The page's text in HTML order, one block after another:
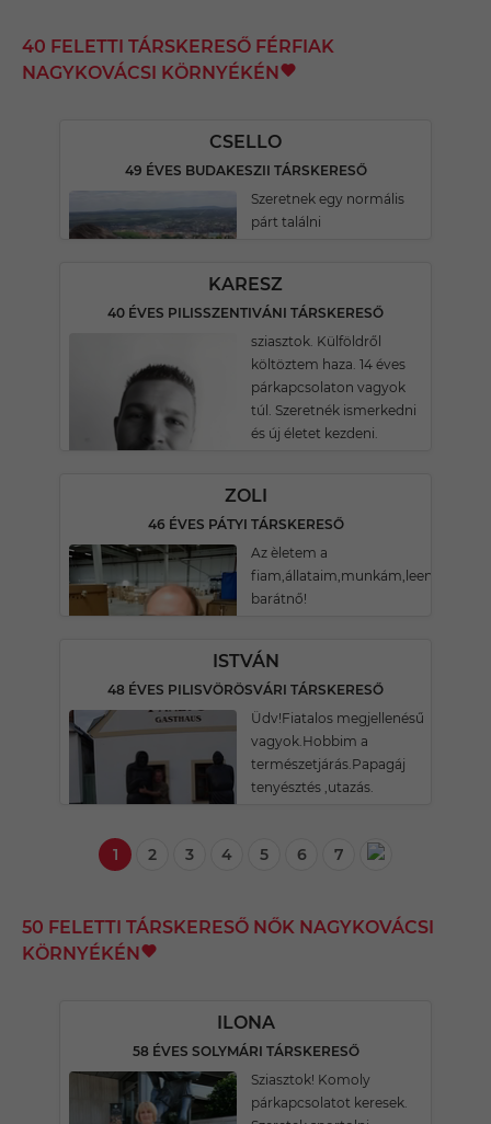
40 FELETTI TÁRSKERESŐ FÉRFIAK
NAGYKOVÁCSI KÖRNYÉKÉN
CSELLO
49 ÉVES BUDAKESZII TÁRSKERESŐ
Szeretnek egy normális
párt találni
KARESZ
40 ÉVES PILISSZENTIVÁNI TÁRSKERESŐ
sziasztok. Külföldről
költöztem haza. 14 éves
párkapcsolaton vagyok
túl. Szeretnék ismerkedni
és új életet kezdeni.
ZOLI
46 ÉVES PÁTYI TÁRSKERESŐ
Az èletem a
fiam,állataim,munkám,leendő
barátnő!
ISTVÁN
48 ÉVES PILISVÖRÖSVÁRI TÁRSKERESŐ
Üdv!Fiatalos megjellenésű
vagyok.Hobbim a
természetjárás.Papagáj
tenyésztés ,utazás.
1 2 3 4 5 6 7
50 FELETTI TÁRSKERESŐ NŐK NAGYKOVÁCSI
KÖRNYÉKÉN
ILONA
58 ÉVES SOLYMÁRI TÁRSKERESŐ
Sziasztok! Komoly
párkapcsolatot keresek.